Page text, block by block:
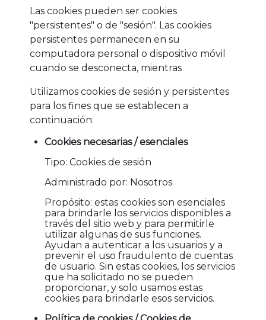
Las cookies pueden ser cookies
"persistentes" o de "sesión". Las cookies
persistentes permanecen en su
computadora personal o dispositivo móvil
cuando se desconecta, mientras
Utilizamos cookies de sesión y persistentes
para los fines que se establecen a
continuación:
Cookies necesarias / esenciales
Tipo: Cookies de sesión
Administrado por: Nosotros
Propósito: estas cookies son esenciales
para brindarle los servicios disponibles a
través del sitio web y para permitirle
utilizar algunas de sus funciones.
Ayudan a autenticar a los usuarios y a
prevenir el uso fraudulento de cuentas
de usuario. Sin estas cookies, los servicios
que ha solicitado no se pueden
proporcionar, y solo usamos estas
cookies para brindarle esos servicios.